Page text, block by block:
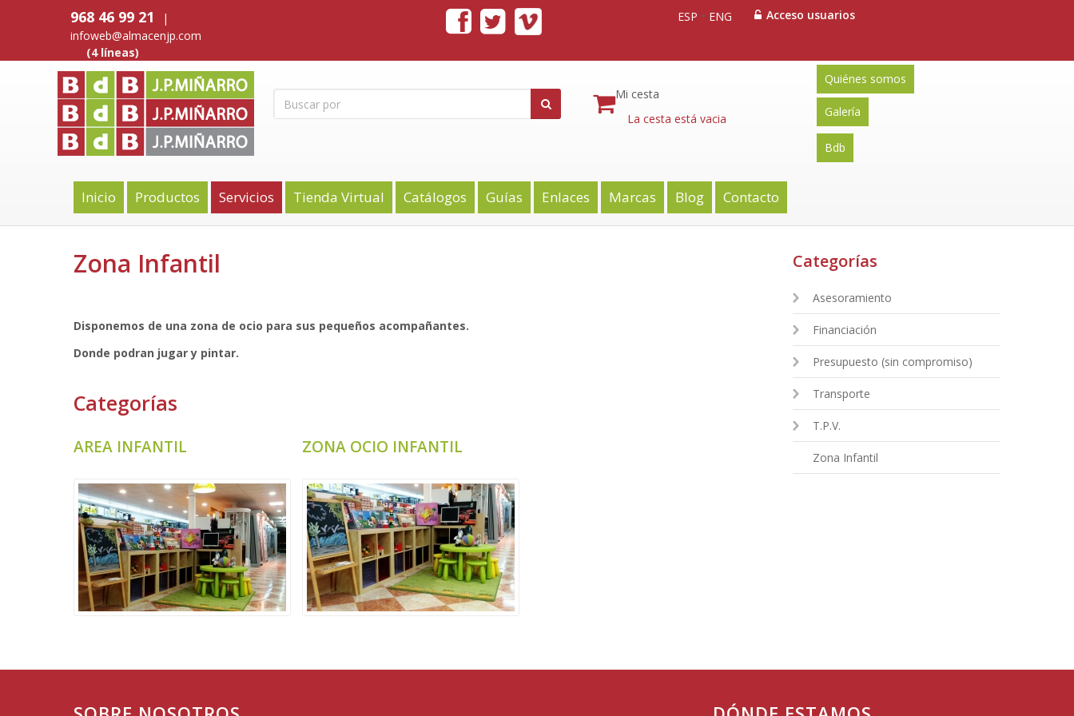
968 46 99 21
|
infoweb@almacenjp.com
(4 líneas)
Acceso usuarios
ESP ENG
Mi cesta
La cesta está vacia
Quiénes somos
Galería
Bdb
Inicio Productos Servicios Tienda Virtual Catálogos Guías Enlaces Marcas Blog Contacto
Zona Infantil
Disponemos de una zona de ocio para sus pequeños acompañantes.
Donde podran jugar y pintar.
Categorías
AREA INFANTIL ZONA OCIO INFANTIL
Categorías
Asesoramiento
Financiación
Presupuesto (sin compromiso)
Transporte
T.P.V.
Zona Infantil